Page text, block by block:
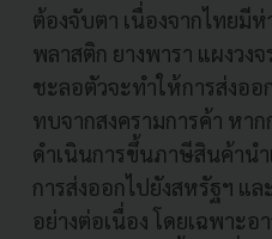
ต้องจับตา เนื่องจากไทยมี
พลาสติก ยางพารา แผงวง
ชะลอตัวจะทำให้การส่งอ
ทบจากสงครามการค้า หา
ดำเนินการขึ้นภาษีสินค้าน
การส่งออกไปยังสหรัฐฯ แ
อย่างต่อเนื่อง โดยเฉพาะ